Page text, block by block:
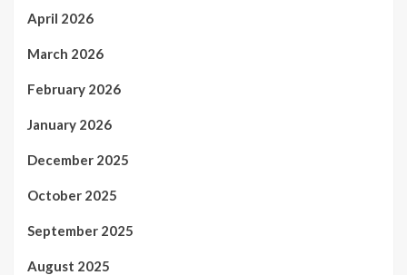
April 2026
March 2026
February 2026
January 2026
December 2025
October 2025
September 2025
August 2025